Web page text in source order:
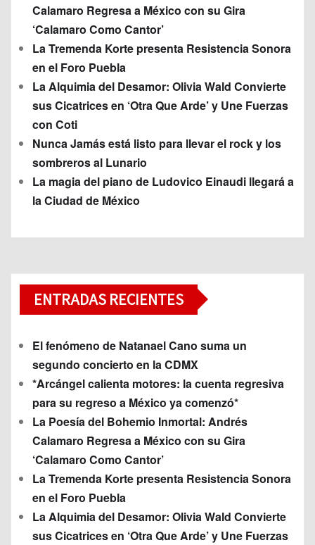
Calamaro Regresa a México con su Gira
‘Calamaro Como Cantor’
La Tremenda Korte presenta Resistencia Sonora
en el Foro Puebla
La Alquimia del Desamor: Olivia Wald Convierte
sus Cicatrices en ‘Otra Que Arde’ y Une Fuerzas
con Coti
Nunca Jamás está listo para llevar el rock y los
sombreros al Lunario
La magia del piano de Ludovico Einaudi llegará a
la Ciudad de México
ENTRADAS RECIENTES
El fenómeno de Natanael Cano suma un
segundo concierto en la CDMX
*Arcángel calienta motores: la cuenta regresiva
para su regreso a México ya comenzó*
La Poesía del Bohemio Inmortal: Andrés
Calamaro Regresa a México con su Gira
‘Calamaro Como Cantor’
La Tremenda Korte presenta Resistencia Sonora
en el Foro Puebla
La Alquimia del Desamor: Olivia Wald Convierte
sus Cicatrices en ‘Otra Que Arde’ y Une Fuerzas